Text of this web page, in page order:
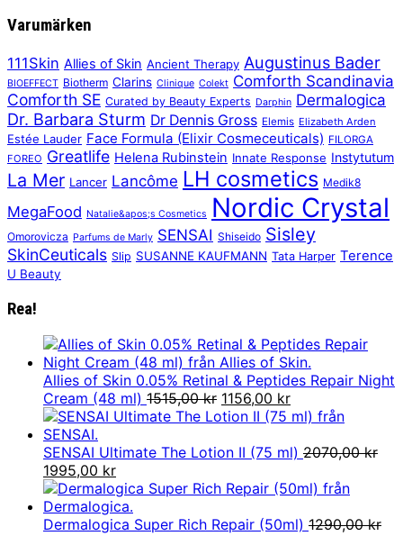
Varumärken
111Skin Allies of Skin Ancient Therapy Augustinus Bader
BIOEFFECT Biotherm Clarins Clinique Colekt Comforth Scandinavia
Comforth SE Curated by Beauty Experts Darphin Dermalogica
Dr. Barbara Sturm Dr Dennis Gross Elemis Elizabeth Arden
Estée Lauder Face Formula (Elixir Cosmeceuticals) FILORGA
FOREO Greatlife Helena Rubinstein Innate Response Instytutum
La Mer Lancer Lancôme LH cosmetics Medik8
MegaFood Natalie&apos;s Cosmetics Nordic Crystal
Omorovicza Parfums de Marly SENSAI Shiseido Sisley
SkinCeuticals Slip SUSANNE KAUFMANN Tata Harper Terence
U Beauty
Rea!
Allies of Skin 0.05% Retinal & Peptides Repair Night
Cream (48 ml) 1515,00kr Det
ursprungliga
var:
1156,00 krDet
nuvarande
är:
SENSAI Ultimate The Lotion II (75 ml) 2070,00kr
Det
ursprungliga
priset
var:
1995,00 krDet
nuvarande
priset
är:
Dermalogica Super Rich Repair (50ml) 1290,00kr